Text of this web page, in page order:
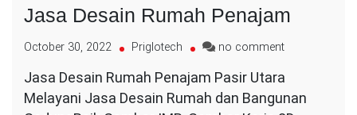
Jasa Desain Rumah Penajam
October 30, 2022 Priglotech no commenton
Desain
Rumah
Jasa Desain Rumah Penajam Pasir Utara
Melayani Jasa Desain Rumah dan Bangunan